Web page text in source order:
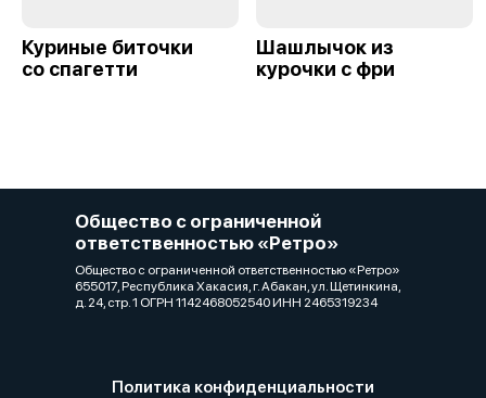
Куриные биточки
со спагетти
Шашлычок из
курочки с фри
Общество с ограниченной
ответственностью «Ретро»
Общество с ограниченной ответственностью «Ретро»
655017, Республика Хакасия, г. Абакан, ул. Щетинкина,
д. 24, стр. 1 ОГРН 1142468052540 ИНН 2465319234
Политика конфиденциальности